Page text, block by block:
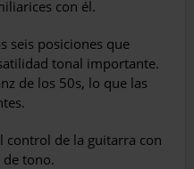
con él.
seis posiciones que
tonal importante.
de los 50s, lo que las
control de la guitarra con
tono.